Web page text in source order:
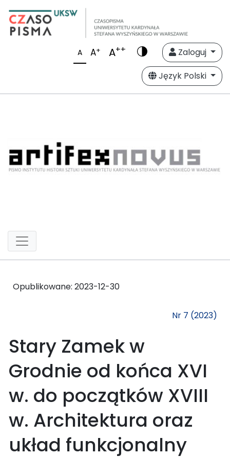
A A+ A++
Zaloguj
Język Polski
Opublikowane: 2023-12-30
Nr 7 (2023)
Stary Zamek w
Grodnie od końca XVI
w. do początków XVIII
w. Architektura oraz
układ funkcjonalny